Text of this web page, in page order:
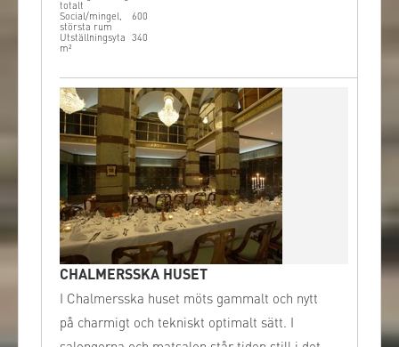
totalt
Social/mingel,
största rum
600
Utställningsyta
m²
340
CHALMERSSKA HUSET
I Chalmersska huset möts gammalt och nytt
på charmigt och tekniskt optimalt sätt. I